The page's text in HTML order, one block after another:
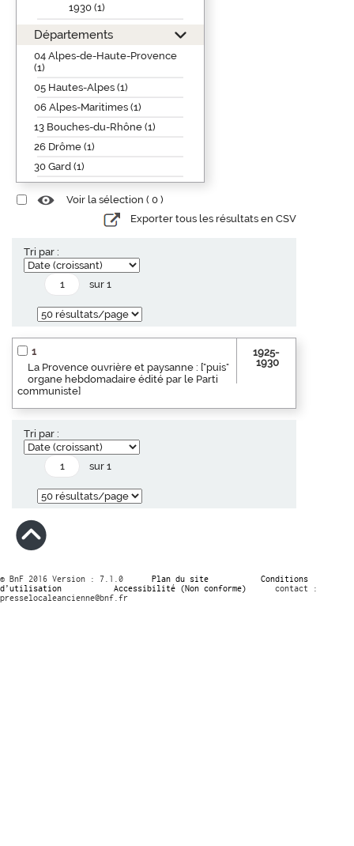
1930 (1)
Départements
04 Alpes-de-Haute-Provence
(1)
05 Hautes-Alpes (1)
06 Alpes-Maritimes (1)
13 Bouches-du-Rhône (1)
26 Drôme (1)
30 Gard (1)
Voir la sélection ( 0 )
Exporter tous les résultats en CSV
Tri par :
sur 1
1
La Provence ouvrière et paysanne : ["puis"
organe hebdomadaire édité par le Parti
communiste]
1925-
1930
Tri par :
sur 1
© BnF 2016 Version : 7.1.0 Plan du site
Conditions
d’utilisation
Accessibilité (Non conforme)
contact :
presselocaleancienne@bnf.fr